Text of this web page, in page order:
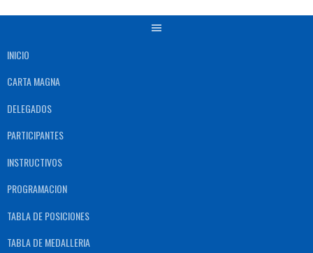
INICIO
CARTA MAGNA
DELEGADOS
PARTICIPANTES
INSTRUCTIVOS
PROGRAMACION
TABLA DE POSICIONES
TABLA DE MEDALLERIA